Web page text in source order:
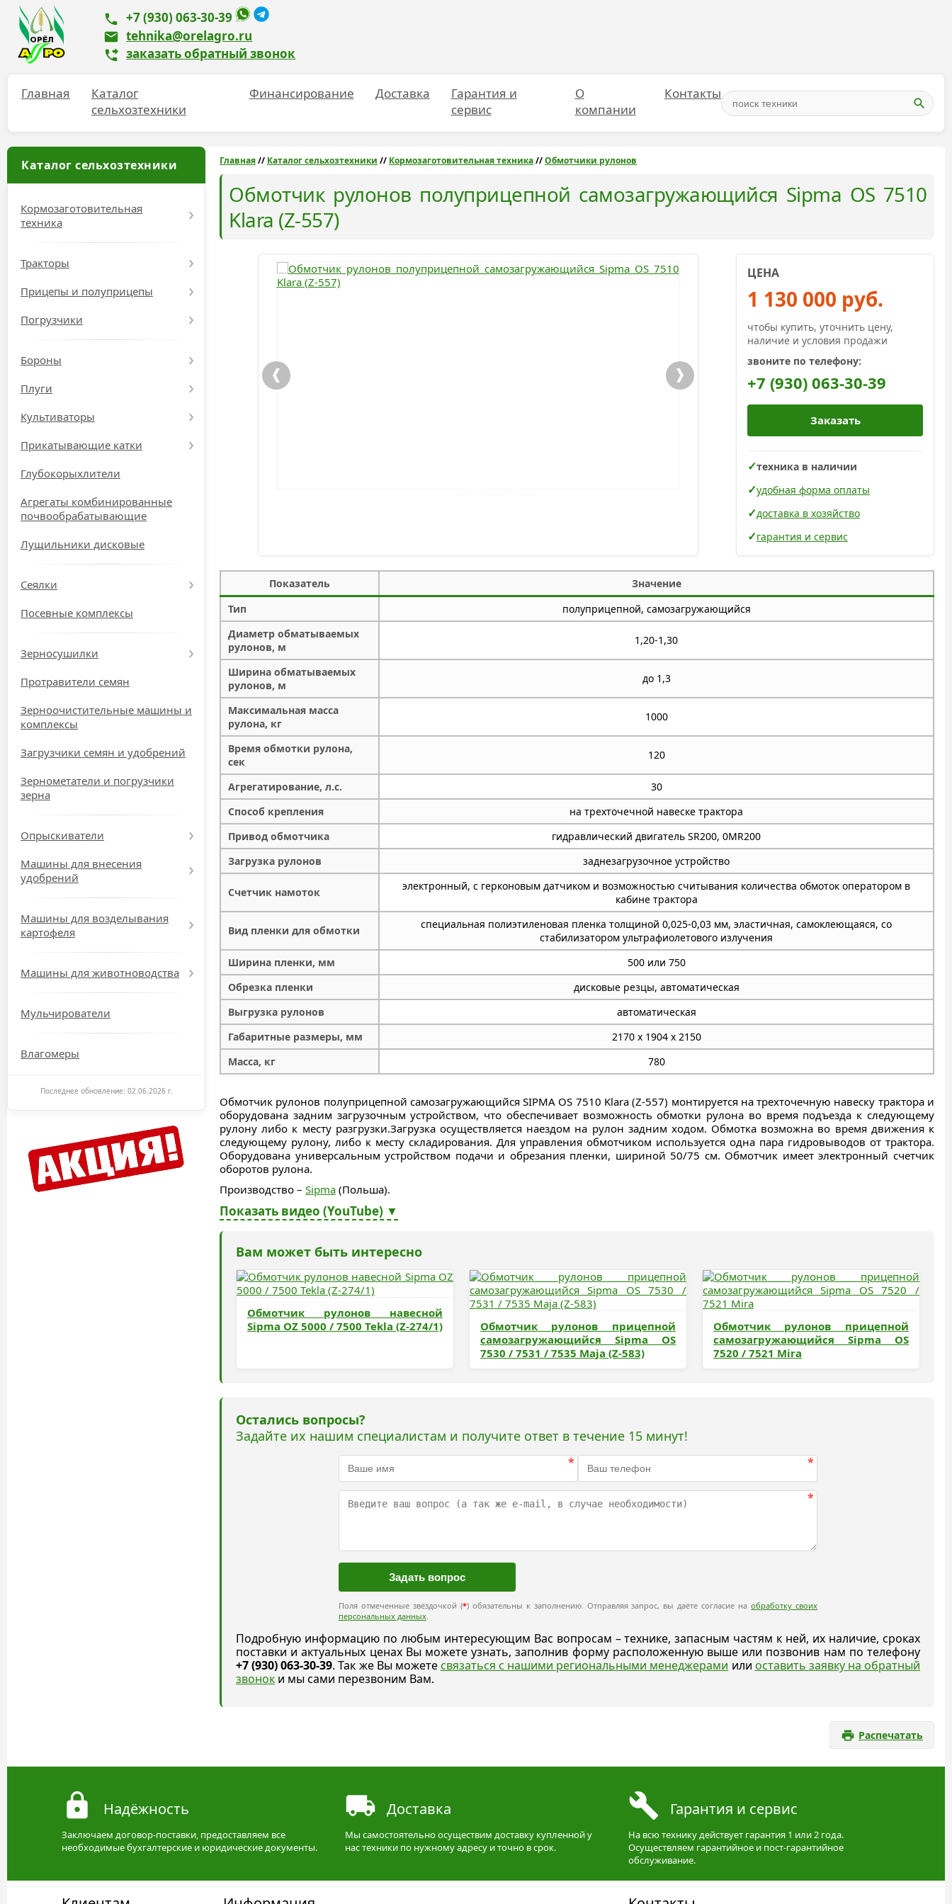
+7 (930) 063-30-39
tehnika@orelagro.ru
заказать обратный звонок
Главная
Каталог
сельхозтехники
Финансирование Доставка
Гарантия и
сервис
О
компании
Контакты
Главная// Каталог сельхозтехники // Кормозаготовительная техника//Обмотчики рулонов
Обмотчик рулонов полуприцепной самозагружающийся Sipma OS 7510
Klara (Z-557)
ЦЕНА
1 130 000 руб.
чтобы купить, уточнить цену,
наличие и условия продажи
звоните по телефону:
+7 (930) 063-30-39
Заказать
техника в наличии
удобная форма оплаты
доставка в хозяйство
гарантия и сервис
Показатель
Значение
Тип
полуприцепной, самозагружающийся
Диаметр обматываемых
рулонов, м
1,20-1,30
Ширина обматываемых
рулонов, м
до 1,3
Максимальная масса
рулона, кг
1000
Время обмотки рулона,
сек
120
Агрегатирование, л.с.
30
Способ крепления
на трехточечной навеске трактора
Привод обмотчика
гидравлический двигатель SR200, 0MR200
Загрузка рулонов
заднезагрузочное устройство
Счетчик намоток
электронный, с герконовым датчиком и возможностью считывания количества обмоток оператором в
кабине трактора
Вид пленки для обмотки
специальная полиэтиленовая пленка толщиной 0,025-0,03 мм, эластичная, самоклеющаяся, со
стабилизатором ультрафиолетового излучения
Ширина пленки, мм
500 или 750
Обрезка пленки
дисковые резцы, автоматическая
Выгрузка рулонов
автоматическая
Габаритные размеры, мм
2170 x 1904 x 2150
Масса, кг
780
Обмотчик рулонов полуприцепной самозагружающийся SIPMA OS 7510 Klara (Z-557) монтируется на трехточечную навеску трактора и
оборудована задним загрузочным устройством, что обеспечивает возможность обмотки рулона во время подъезда к следующему
рулону либо к месту разгрузки.Загрузка осуществляется наездом на рулон задним ходом. Обмотка возможна во время движения к
следующему рулону, либо к месту складирования. Для управления обмотчиком используется одна пара гидровыводов от трактора.
Оборудована универсальным устройством подачи и обрезания пленки, шириной 50/75 см. Обмотчик имеет электронный счетчик
оборотов рулона.
Производство – Sipma (Польша).
Показать видео (YouTube) ▼
Вам может быть интересно
Обмотчик рулонов навесной
Sipma OZ 5000 / 7500 Tekla (Z-274/1)
Обмотчик рулонов прицепной
самозагружающийся Sipma OS
7530 / 7531 / 7535 Maja (Z-583)
Обмотчик рулонов прицепной
самозагружающийся Sipma OS
7520 / 7521 Mira
Остались вопросы?
Задайте их нашим специалистам и получите ответ в течение 15 минут!
* *
*
Поля отмеченные звёздочкой (*) обязательны к заполнению. Отправляя запрос, вы даёте согласие наобработку своих
персональных данных.
Подробную информацию по любым интересующим Вас вопросам – технике, запасным частям к ней, их наличие, сроках
поставки и актуальных ценах Вы можете узнать, заполнив форму расположенную выше или позвонив нам по телефону
+7 (930) 063-30-39. Так же Вы можете связаться с нашими региональными менеджерами или оставить заявку на обратный
звонок и мы сами перезвоним Вам.
Распечатать
Каталог сельхозтехники
Кормозаготовительная
техника
Тракторы
Прицепы и полуприцепы
Погрузчики
Бороны
Плуги
Культиваторы
Прикатывающие катки
Глубокорыхлители
Агрегаты комбинированные
почвообрабатывающие
Лущильники дисковые
Сеялки
Посевные комплексы
Зерносушилки
Протравители семян
Зерноочистительные машины и
комплексы
Загрузчики семян и удобрений
Зернометатели и погрузчики
зерна
Опрыскиватели
Машины для внесения
удобрений
Машины для возделывания
картофеля
Машины для животноводства
Мульчирователи
Влагомеры
Последнее обновление: 02.06.2026 г.
Надёжность
Заключаем договор-поставки, предоставляем все
необходимые бухгалтерские и юридические документы.
Доставка
Мы самостоятельно осуществим доставку купленной у
нас техники по нужному адресу и точно в срок.
Гарантия и сервис
На всю технику действует гарантия 1 или 2 года.
Осуществляем гарантийное и пост-гарантийное
обслуживание.